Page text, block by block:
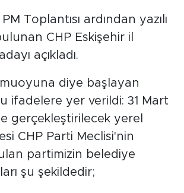
Toplantısı ardından yazılı
CHP Eskişehir il
açıkladı.
diye başlayan
ifadelere yer verildi: 31 Mart
gerçekleştirilecek yerel
CHP Parti Meclisi'nin
partimizin belediye
şu şekildedir;